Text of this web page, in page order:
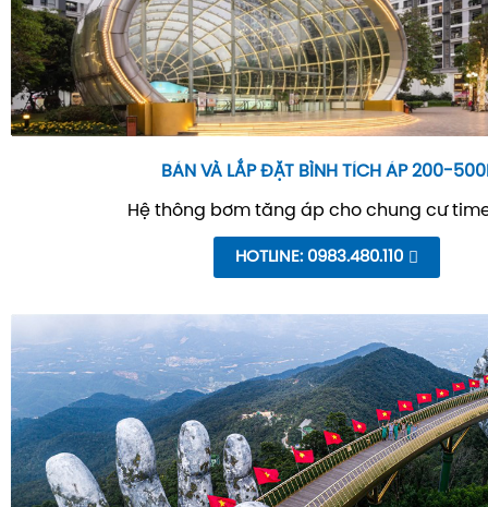
BÁN VÀ LẮP ĐẶT BÌNH TÍCH ÁP 200-
Hệ thông bơm tăng áp cho chung cư
HOTLINE: 0983.480.110